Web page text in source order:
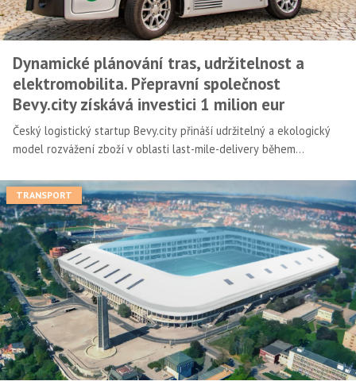
Dynamické plánování tras, udržitelnost a
elektromobilita. Přepravní společnost
Bevy.city získává investici 1 milion eur
Český logistický startup Bevy.city přináší udržitelný a ekologický
model rozvážení zboží v oblasti last-mile-delivery během
plánování tras, čistou elektromobilitu nebo pokrytí doručovacích
špiček. Na svůj rozvoj a expanzi získává investici 1 milion eur
(necelých 25 milionů korun) od českého venture kapitálového
fondu Nation 1.
TRANSPORT